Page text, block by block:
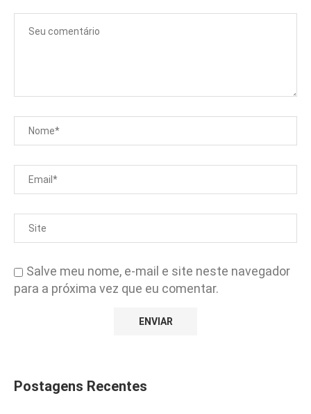
Salve meu nome, e-mail e site neste navegador
para a próxima vez que eu comentar.
Postagens Recentes